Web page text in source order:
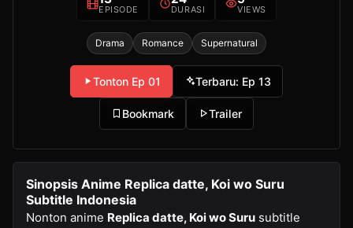
EPISODE DURASI VIEWS
Drama Romance Supernatural
Tonton Ep 01 Terbaru: Ep 13
Bookmark Trailer
Sinopsis Anime Replica datte, Koi wo Suru
Subtitle Indonesia
Nonton anime Replica datte, Koi wo Suru subtitle